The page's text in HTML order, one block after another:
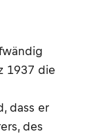
1937 die
dass er
des